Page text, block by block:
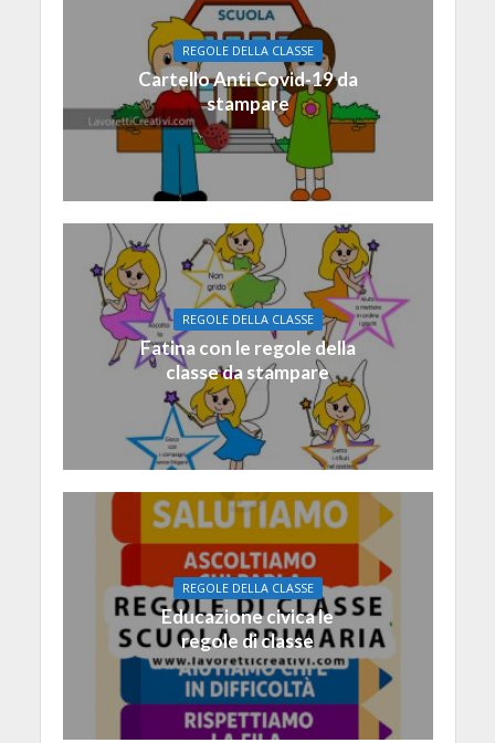
REGOLE DELLA CLASSE
Cartello Anti Covid-19 da
stampare
REGOLE DELLA CLASSE
Fatina con le regole della
classe da stampare
REGOLE DELLA CLASSE
Educazione civica le
regole di classe